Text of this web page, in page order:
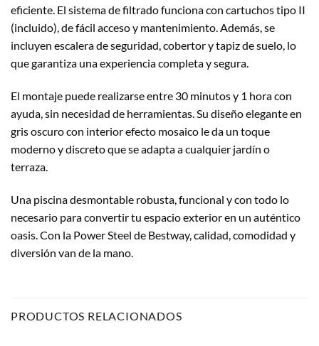
eficiente. El sistema de filtrado funciona con cartuchos tipo II
(incluido), de fácil acceso y mantenimiento. Además, se
incluyen escalera de seguridad, cobertor y tapiz de suelo, lo
que garantiza una experiencia completa y segura.
El montaje puede realizarse entre 30 minutos y 1 hora con
ayuda, sin necesidad de herramientas. Su diseño elegante en
gris oscuro con interior efecto mosaico le da un toque
moderno y discreto que se adapta a cualquier jardín o
terraza.
Una piscina desmontable robusta, funcional y con todo lo
necesario para convertir tu espacio exterior en un auténtico
oasis. Con la Power Steel de Bestway, calidad, comodidad y
diversión van de la mano.
PRODUCTOS RELACIONADOS